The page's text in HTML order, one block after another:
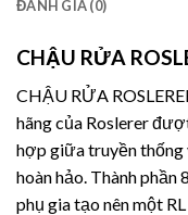
ĐÁNH GIÁ (0)
CHẬU RỬA
CHẬU RỬA
hãng của Roslerer
hợp giữa truyền thống
hoàn hảo. Thành phần
phụ gia tạo nên một